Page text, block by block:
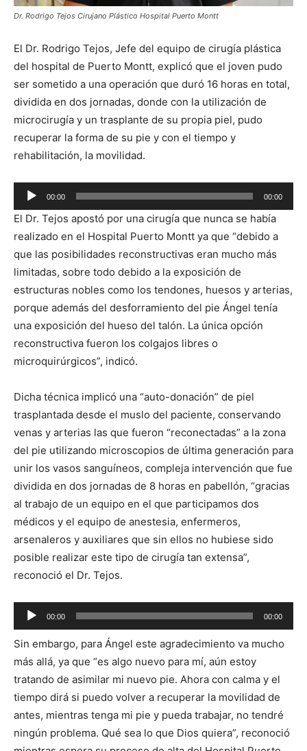
Dr. Rodrigo Tejos Cirujano Plástico Hospital Puerto Montt
El Dr. Rodrigo Tejos, Jefe del equipo de cirugía plástica
del hospital de Puerto Montt, explicó que el joven pudo
ser sometido a una operación que duró 16 horas en total,
dividida en dos jornadas, donde con la utilización de
microcirugía y un trasplante de su propia piel, pudo
recuperar la forma de su pie y con el tiempo y
rehabilitación, la movilidad.
Reproductor
de
audio
00:00 00:00
El Dr. Tejos apostó por una cirugía que nunca se había
realizado en el Hospital Puerto Montt ya que “debido a
que las posibilidades reconstructivas eran mucho más
limitadas, sobre todo debido a la exposición de
estructuras nobles como los tendones, huesos y arterias,
porque además del desforramiento del pie Ángel tenía
una exposición del hueso del talón. La única opción
reconstructiva fueron los colgajos libres o
microquirúrgicos”, indicó.
Dicha técnica implicó una “auto-donación” de piel
trasplantada desde el muslo del paciente, conservando
venas y arterias las que fueron “reconectadas” a la zona
del pie utilizando microscopios de última generación para
unir los vasos sanguíneos, compleja intervención que fue
dividida en dos jornadas de 8 horas en pabellón, “gracias
al trabajo de un equipo en el que participamos dos
médicos y el equipo de anestesia, enfermeros,
arsenaleros y auxiliares que sin ellos no hubiese sido
posible realizar este tipo de cirugía tan extensa”,
reconoció el Dr. Tejos.
Reproductor
de
audio
00:00 00:00
Sin embargo, para Ángel este agradecimiento va mucho
más allá, ya que “es algo nuevo para mí, aún estoy
tratando de asimilar mi nuevo pie. Ahora con calma y el
tiempo dirá si puedo volver a recuperar la movilidad de
antes, mientras tenga mi pie y pueda trabajar, no tendré
ningún problema. Qué sea lo que Dios quiera”, reconoció